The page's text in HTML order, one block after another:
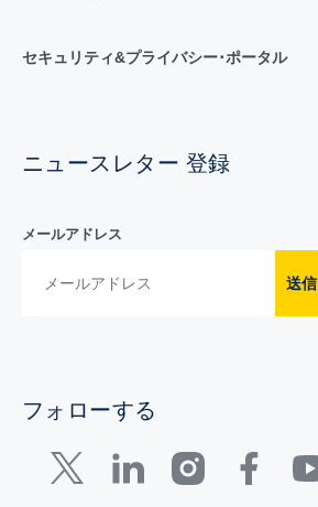
セキュリティ&プライバシー･ポータル
ニュースレター 登録
メールアドレス
送信
フォローする